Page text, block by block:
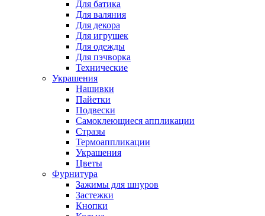
Для батика
Для валяния
Для декора
Для игрушек
Для одежды
Для пэчворка
Технические
Украшения
Нашивки
Пайетки
Подвески
Самоклеющиеся аппликации
Стразы
Термоаппликации
Украшения
Цветы
Фурнитура
Зажимы для шнуров
Застежки
Кнопки